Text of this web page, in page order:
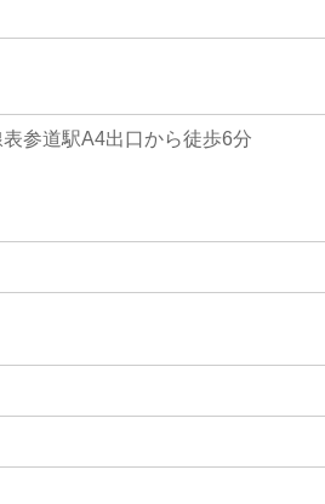
参道駅A4出口から徒歩6分